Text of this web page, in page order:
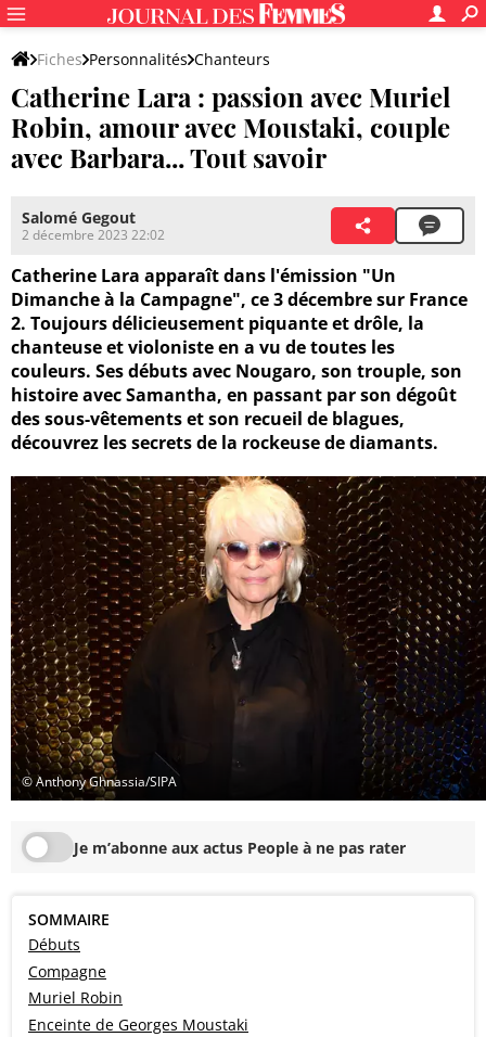
Fiches Personnalités Chanteurs
Catherine Lara : passion avec Muriel
Robin, amour avec Moustaki, couple
avec Barbara... Tout savoir
Salomé Gegout
2 décembre 2023 22:02
Catherine Lara apparaît dans l'émission "Un
Dimanche à la Campagne", ce 3 décembre sur France
2. Toujours délicieusement piquante et drôle, la
chanteuse et violoniste en a vu de toutes les
couleurs. Ses débuts avec Nougaro, son trouple, son
histoire avec Samantha, en passant par son dégoût
des sous-vêtements et son recueil de blagues,
découvrez les secrets de la rockeuse de diamants.
© Anthony Ghnassia/SIPA
Je m’abonne aux actus People à ne pas rater
SOMMAIRE
Débuts
Compagne
Muriel Robin
Enceinte de Georges Moustaki